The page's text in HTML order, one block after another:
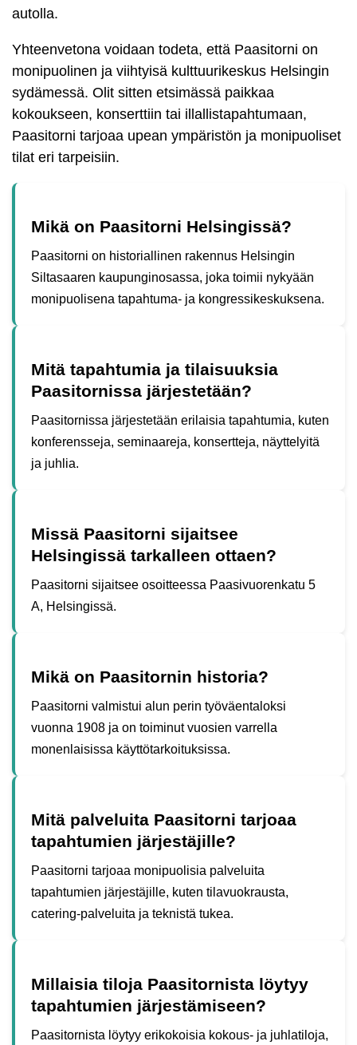
autolla.
Yhteenvetona voidaan todeta, että Paasitorni on
monipuolinen ja viihtyisä kulttuurikeskus Helsingin
sydämessä. Olit sitten etsimässä paikkaa
kokoukseen, konserttiin tai illallistapahtumaan,
Paasitorni tarjoaa upean ympäristön ja monipuoliset
tilat eri tarpeisiin.
Mikä on Paasitorni Helsingissä?
Paasitorni on historiallinen rakennus Helsingin
Siltasaaren kaupunginosassa, joka toimii nykyään
monipuolisena tapahtuma- ja kongressikeskuksena.
Mitä tapahtumia ja tilaisuuksia
Paasitornissa järjestetään?
Paasitornissa järjestetään erilaisia tapahtumia, kuten
konferensseja, seminaareja, konsertteja, näyttelyitä
ja juhlia.
Missä Paasitorni sijaitsee
Helsingissä tarkalleen ottaen?
Paasitorni sijaitsee osoitteessa Paasivuorenkatu 5
A, Helsingissä.
Mikä on Paasitornin historia?
Paasitorni valmistui alun perin työväentaloksi
vuonna 1908 ja on toiminut vuosien varrella
monenlaisissa käyttötarkoituksissa.
Mitä palveluita Paasitorni tarjoaa
tapahtumien järjestäjille?
Paasitorni tarjoaa monipuolisia palveluita
tapahtumien järjestäjille, kuten tilavuokrausta,
catering-palveluita ja teknistä tukea.
Millaisia tiloja Paasitornista löytyy
tapahtumien järjestämiseen?
Paasitornista löytyy erikokoisia kokous- ja juhlatiloja,